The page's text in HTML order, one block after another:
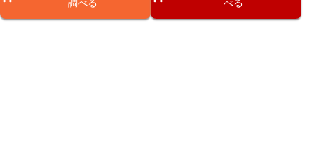
調べる
べる